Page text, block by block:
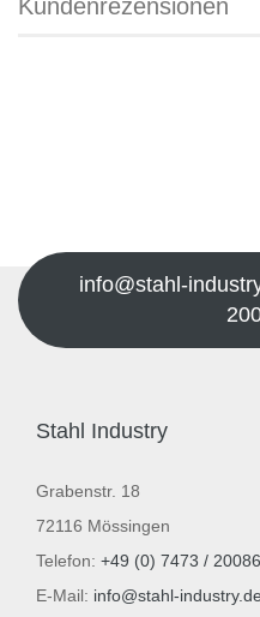
Kundenrezensionen
info@stahl-
Stahl Industry
Grabenstr. 18
72116 Mössingen
Telefon: +49 (0) 7473 /
E-Mail: info@stahl-industry.de